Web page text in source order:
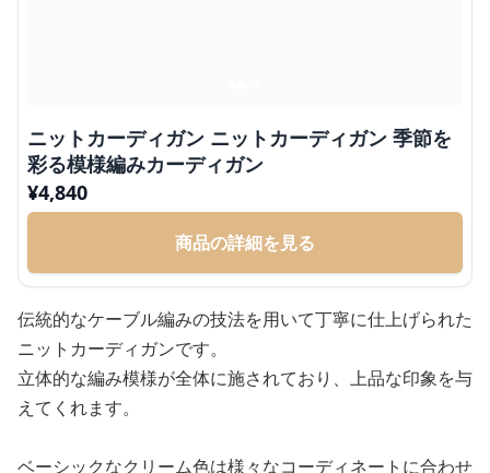
ニットカーディガン ニットカーディガン 季節を
彩る模様編みカーディガン
¥4,840
商品の詳細を見る
伝統的なケーブル編みの技法を用いて丁寧に仕上げられた
ニットカーディガンです。
立体的な編み模様が全体に施されており、上品な印象を与
えてくれます。
ベーシックなクリーム色は様々なコーディネートに合わせ